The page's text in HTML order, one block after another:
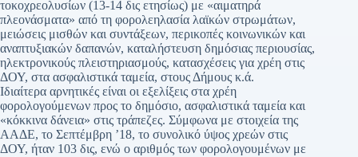
τοκοχρεολυσίων (13-14 δις ετησίως) με «αιματηρά
πλεονάσματα» από τη φορολεηλασία λαϊκών στρωμάτων,
μειώσεις μισθών και συντάξεων, περικοπές κοινωνικών και
αναπτυξιακών δαπανών, καταλήστευση δημόσιας περιουσίας,
ηλεκτρονικούς πλειστηριασμούς, κατασχέσεις για χρέη στις
ΔΟΥ, στα ασφαλιστικά ταμεία, στους Δήμους κ.ά.
Ιδιαίτερα αρνητικές είναι οι εξελίξεις στα χρέη
φορολογούμενων προς το δημόσιο, ασφαλιστικά ταμεία και
«κόκκινα δάνεια» στις τράπεζες. Σύμφωνα με στοιχεία της
ΑΑΔΕ, το Σεπτέμβρη ’18, το συνολικό ύψος χρεών στις
ΔΟΥ, ήταν 103 δις, ενώ ο αριθμός των φορολογουμένων με